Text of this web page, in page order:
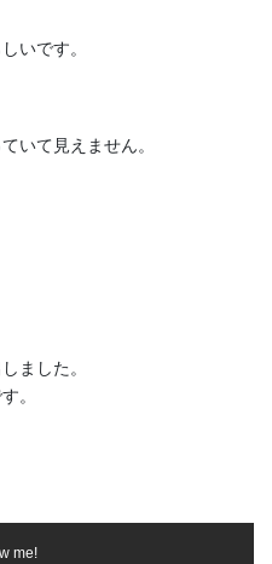
いです。
いて見えません。
ました。
。
me!